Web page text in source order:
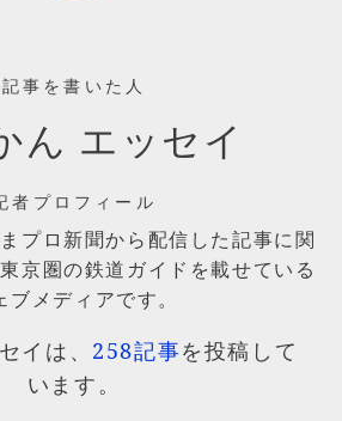
記事を書いた人
ん エッセイ
者プロフィール
プロ新聞から配信した記事に関
京圏の鉄道ガイドを載せている
ブメディアです。
イは、 258記事を投稿して
います。